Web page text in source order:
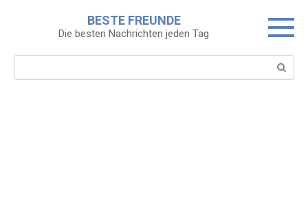
BESTE FREUNDE
Die besten Nachrichten jeden Tag
Search: